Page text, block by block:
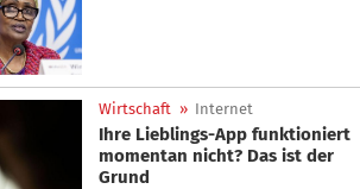
Wirtschaft » Internet
Ihre Lieblings-App funktioniert
momentan nicht? Das ist der
Grund